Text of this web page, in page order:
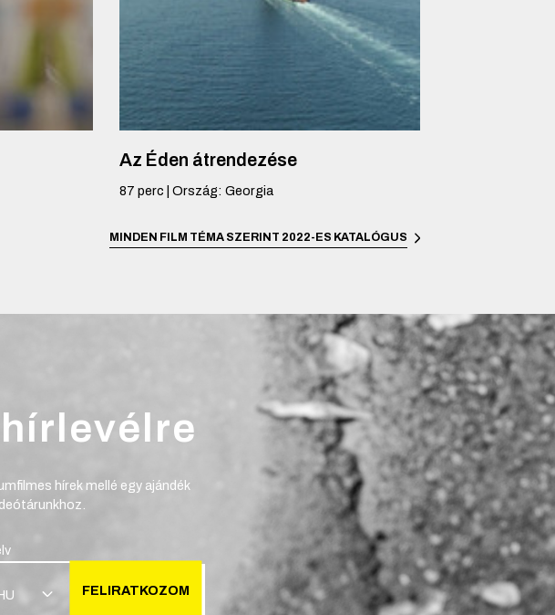
Az Éden átrendezése
87 perc Ország: Georgia
MINDEN FILM TÉMA SZERINT 2022-ES KATALÓGUS
hírek mellé egy ajándék
FELIRATKOZOM